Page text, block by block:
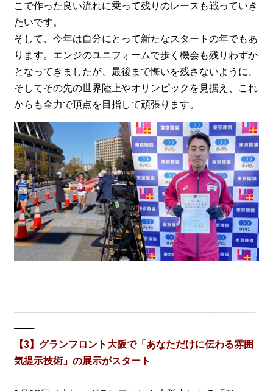
こで作った良い流れに乗って残りのレースも戦っていき
たいです。
そして、今年は自分にとって新たなスタートの年でもあ
ります。エンジのユニフォームで歩く機会も残りわずか
となってきましたが、最後まで悔いを残さないように、
そしてその先の世界陸上やオリンピックを見据え、これ
からも全力で頂点を目指して頑張ります。
────────────────────────────────────
───
【3】グランフロント大阪で「あなただけに伝わる雰囲
気提示技術」の展示がスタート